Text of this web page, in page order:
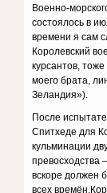
Военно-
состоялось в
времени я сам
Королевский
курсантов,
моего брата,
Зеландия»).
После
Спитхеде для
кульминации
превосходства
вскоре должен
всех